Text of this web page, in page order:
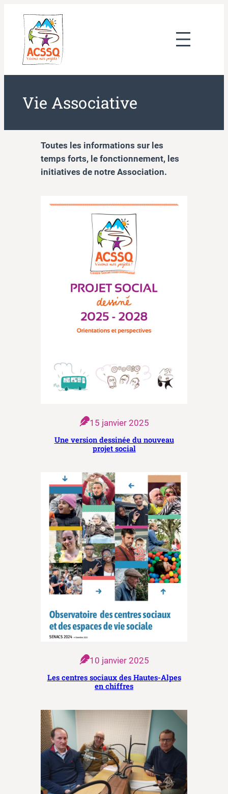
contenu
Vie Associative
Toutes les informations sur les
temps forts, le fonctionnement, les
initiatives de notre Association.
15 janvier 2025
Une version dessinée du nouveau
projet social
10 janvier 2025
Les centres sociaux des Hautes-Alpes
en chiffres